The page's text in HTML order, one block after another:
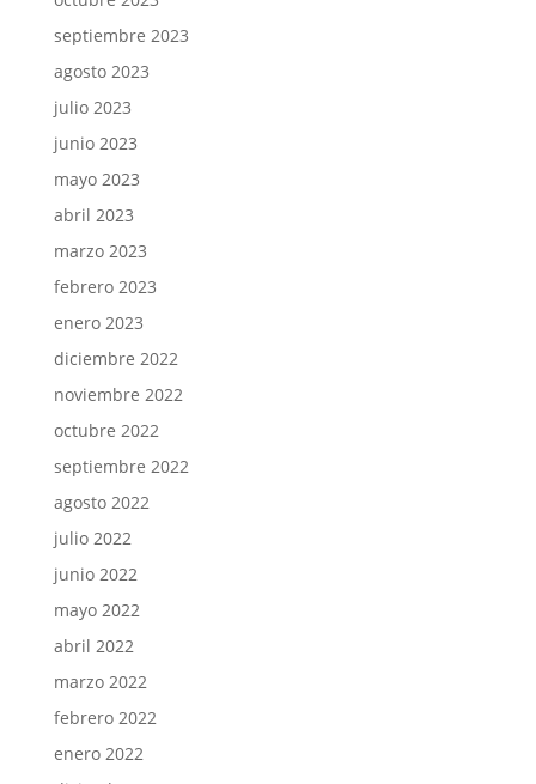
septiembre 2023
agosto 2023
julio 2023
junio 2023
mayo 2023
abril 2023
marzo 2023
febrero 2023
enero 2023
diciembre 2022
noviembre 2022
octubre 2022
septiembre 2022
agosto 2022
julio 2022
junio 2022
mayo 2022
abril 2022
marzo 2022
febrero 2022
enero 2022